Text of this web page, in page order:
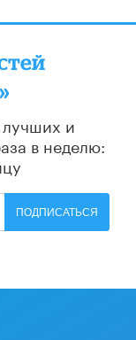
и
в неделю:
ПОДПИСАТЬСЯ